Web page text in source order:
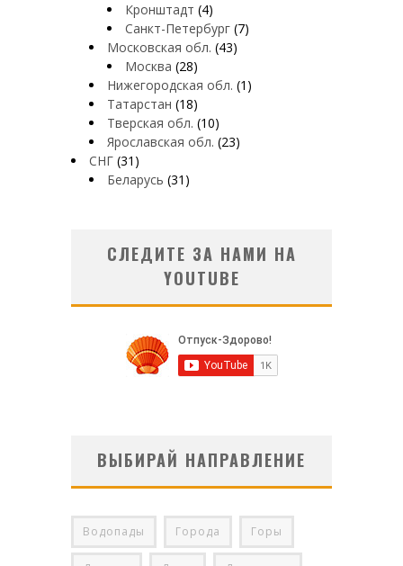
Кронштадт (4)
Санкт-Петербург (7)
Московская обл. (43)
Москва (28)
Нижегородская обл. (1)
Татарстан (18)
Тверская обл. (10)
Ярославская обл. (23)
СНГ (31)
Беларусь (31)
СЛЕДИТЕ ЗА НАМИ НА
YOUTUBE
ВЫБИРАЙ НАПРАВЛЕНИЕ
Водопады Города Горы